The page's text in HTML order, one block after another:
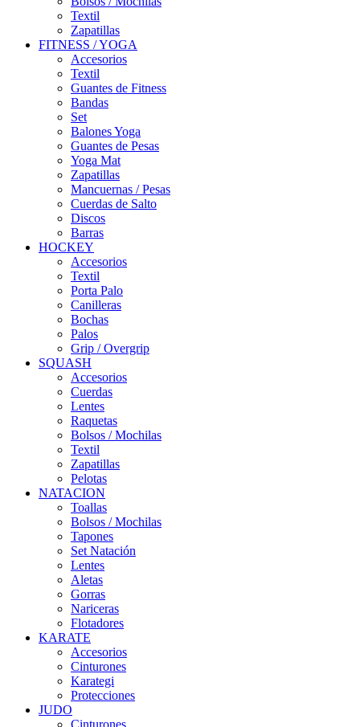
Textil
Zapatillas
FITNESS / YOGA
Accesorios
Textil
Guantes de Fitness
Bandas
Set
Balones Yoga
Guantes de Pesas
Yoga Mat
Zapatillas
Mancuernas / Pesas
Cuerdas de Salto
Discos
Barras
HOCKEY
Accesorios
Textil
Porta Palo
Canilleras
Bochas
Palos
Grip / Overgrip
SQUASH
Accesorios
Cuerdas
Lentes
Raquetas
Bolsos / Mochilas
Textil
Zapatillas
Pelotas
NATACION
Toallas
Bolsos / Mochilas
Tapones
Set Natación
Lentes
Aletas
Gorras
Nariceras
Flotadores
KARATE
Accesorios
Cinturones
Karategi
Protecciones
JUDO